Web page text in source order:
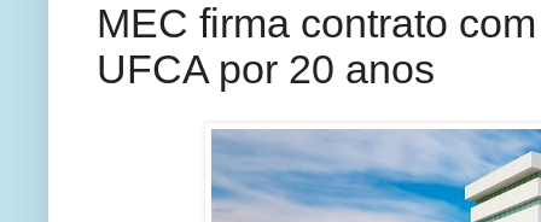
MEC firma contrato
UFCA por 20 anos